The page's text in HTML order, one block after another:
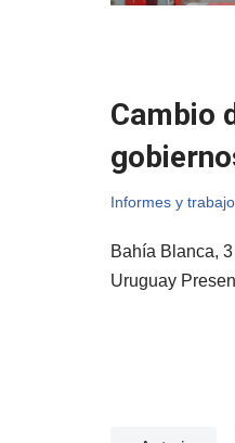
Cambio
Informes y
Bahía Blanca,
Uruguay